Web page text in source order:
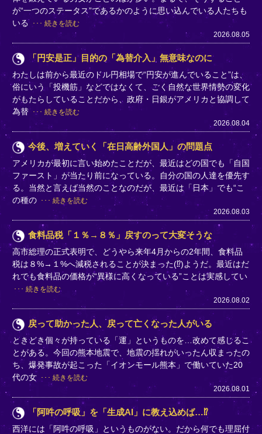
が“一つのステータス”であるかのように思い込んでいる人たちも
いる
続きを読む
2026.08.05
「円安是正」目的の「為替介入」無意味なのに
わたしは前から最近のドル円相場で“円安が進んでいること”は、
俗にいう「投機筋」などではなくて、ごく自然な世界情勢の変化
がもたらしていることだから、政府・日銀がアメリカと協調して
為替
続きを読む
2026.08.04
今後、増えていく「在日高齢外国人」の問題点
アメリカが最初に言い始めたことだが、最近はどの国でも「自国
ファースト」が当たり前になっている。自分の国の人達を優先す
る。当然と言えば当然のことなのだが、最近は「日本」でも“こ
の種の
続きを読む
2026.08.03
食料品税「１％→８％」戻すのって大変そうな
高市総理の正式表明で、どうやら来年4月からの2年間、食料品
税は８%→１%へ減税されることが決まった(⁉)ようだ。最近はだ
れでも食料品の価格が“異様に高くなっている”ことは実感してい
続きを読む
2026.08.02
戻って助かった人、戻って亡くなった人がいる
ときどき個々が持っている「運」というものを…改めて感じるこ
とがある。今回の熊本地震で、地震の揺れがいったん収まったの
ち、爆発事故が起こった「イオンモール熊本」で働いていた20
代の女
続きを読む
2026.08.01
「阿吽の呼吸」を「生成AI」に教え込めば…⁉
西洋には「阿吽の呼吸」というものがない。だから何でも理屈付